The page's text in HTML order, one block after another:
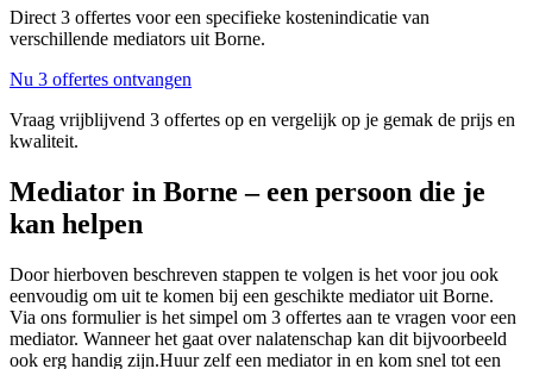
Direct 3 offertes voor een specifieke kostenindicatie van
verschillende mediators uit Borne.
Nu 3 offertes ontvangen
Vraag vrijblijvend 3 offertes op en vergelijk op je gemak de prijs en
kwaliteit.
Mediator in Borne – een persoon die je
kan helpen
Door hierboven beschreven stappen te volgen is het voor jou ook
eenvoudig om uit te komen bij een geschikte mediator uit Borne.
Via ons formulier is het simpel om 3 offertes aan te vragen voor een
mediator. Wanneer het gaat over nalatenschap kan dit bijvoorbeeld
ook erg handig zijn.Huur zelf een mediator in en kom snel tot een